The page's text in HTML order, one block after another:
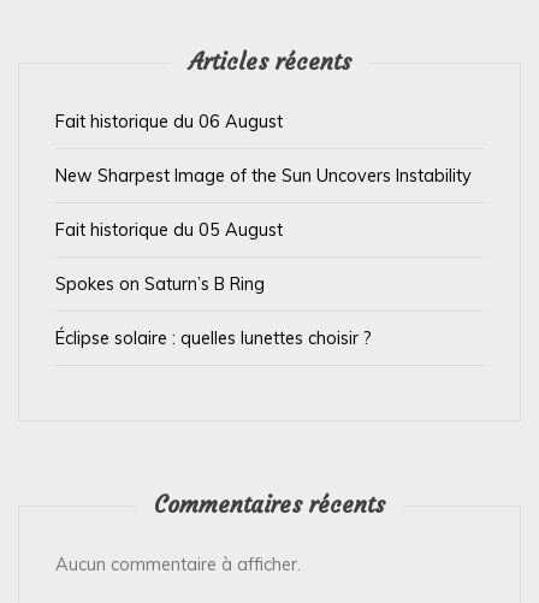
Articles récents
Fait historique du 06 August
New Sharpest Image of the Sun Uncovers Instability
Fait historique du 05 August
Spokes on Saturn’s B Ring
Éclipse solaire : quelles lunettes choisir ?
Commentaires récents
Aucun commentaire à afficher.